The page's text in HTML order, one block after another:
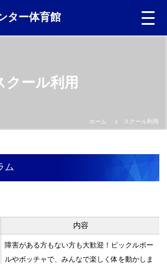
ター体育館
日本語
中文（繁体）
Portugues
クール利用
ホーム スクール利用
ム
内容
障害がある方もない方も大歓迎！ピックルボー
ルやボッチャで、みんなで楽しく体を動かしま